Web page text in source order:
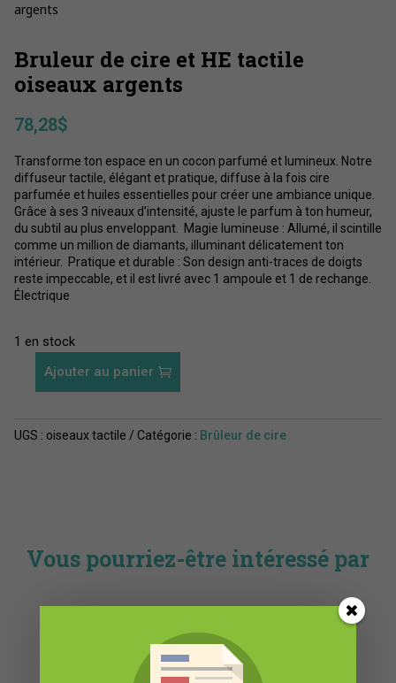
argents
Bruleur de cire et HE tactile
oiseaux argents
78,28$
Transforme ton espace en un cocon parfumé et lumineux. Notre
diffuseur tactile, élégant et pratique, diffuse à la fois cire
parfumée et huiles essentielles pour créer une ambiance unique.
Grâce à ses 3 niveaux d’intensité, ajuste le parfum à ton humeur,
du subtil au plus enveloppant. Magie lumineuse : Allumé, il scintille
comme un million de diamants, illuminant délicatement ton
intérieur. Pratique et durable : Son design anti-traces de doigts
reste impeccable, et il est livré avec 1 ampoule et 1 de rechange.
Électrique
1 en stock
quantité
de
oiseaux
argents
Ajouter au panier
UGS : oiseaux tactile Catégorie : Brûleur de cire
Vous pourriez-être intéressé par
DEMANDE D’INFORMATION